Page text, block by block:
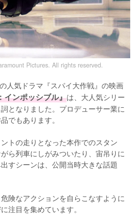
Pictures. All rights reserved.
人気ドラマ『スパイ大作戦』の映画
インポッシブル』は、大人気シリー
となりました。プロデューサー業に
でもあります。
トの走りとなった本作でのスタン
ら列車にしがみついたり、宙吊りに
すシーンは、公開当時大きな話題
険なアクションを自らこなすように
注目を集めています。